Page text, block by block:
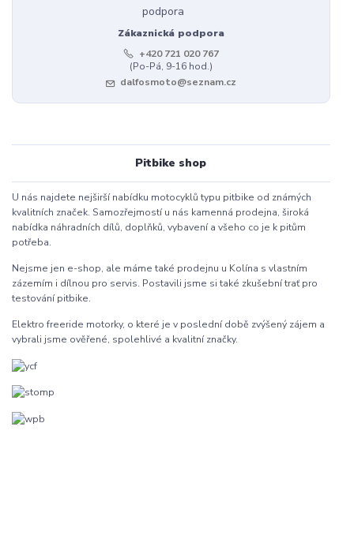
Zákaznická podpora
+420 721 020 767
(Po-Pá, 9-16 hod.)
dalfosmoto@seznam.cz
Pitbike shop
U nás najdete nejširší nabídku motocyklů typu pitbike od známých
kvalitních značek. Samozřejmostí u nás kamenná prodejna, široká
nabídka náhradních dílů, doplňků, vybavení a všeho co je k pitům
potřeba.
Nejsme jen e-shop, ale máme také prodejnu u Kolína s vlastním
zázemím i dílnou pro servis. Postavili jsme si také zkušební trať pro
testování pitbike.
Elektro freeride motorky, o které je v poslední době zvýšený zájem a
vybrali jsme ověřené, spolehlivé a kvalitní značky.